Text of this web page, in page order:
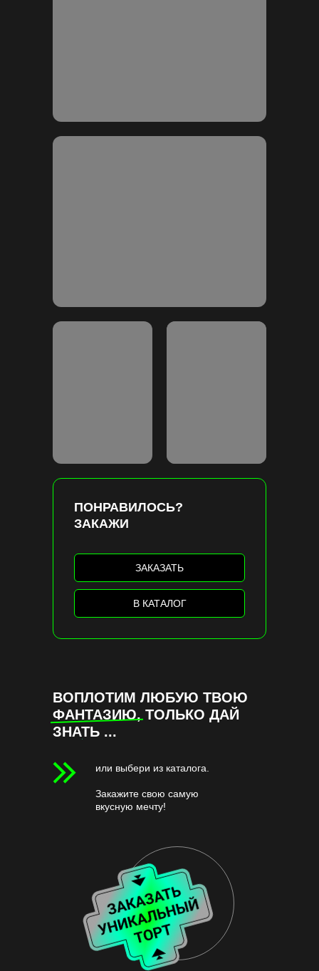
ВОПЛОТИМ ЛЮБУЮ ТВОЮ
ФАНТАЗИЮ, ТОЛЬКО ДАЙ
ЗНАТЬ ...
или выбери из каталога.
Закажите свою самую
вкусную мечту!
ЗАКАЗАТЬ
В КАТАЛОГ
ПОНРАВИЛОСЬ?
ЗАКАЖИ